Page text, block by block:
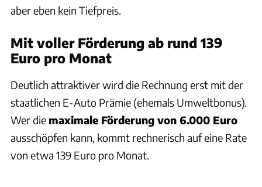
aber eben kein Tiefpreis.
Mit voller Förderung ab rund 139
Euro pro Monat
Deutlich attraktiver wird die Rechnung erst mit der
staatlichen E-Auto Prämie (ehemals Umweltbonus).
Wer die maximale Förderung von 6.000 Euro
ausschöpfen kann, kommt rechnerisch auf eine Rate
von etwa 139 Euro pro Monat.